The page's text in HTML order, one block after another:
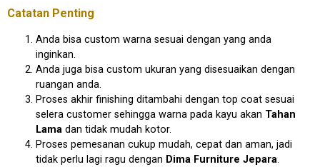
Catatan Penting
Anda bisa custom warna sesuai dengan yang anda
inginkan.
Anda juga bisa custom ukuran yang disesuaikan dengan
ruangan anda.
Proses akhir finishing ditambahi dengan top coat sesuai
selera customer sehingga warna pada kayu akan Tahan
Lama dan tidak mudah kotor.
Proses pemesanan cukup mudah, cepat dan aman, jadi
tidak perlu lagi ragu dengan Dima Furniture Jepara.